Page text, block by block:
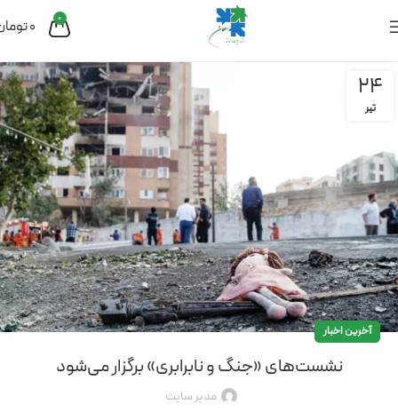
0
0
24
تیر
آخرین اخبار
نشست‌های «جنگ و نابرابری» برگزار می‌شود
مدیر سایت